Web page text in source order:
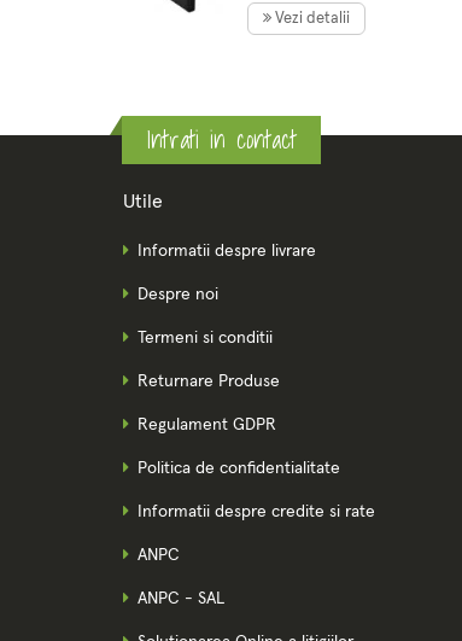
2xUSB, 2x SB Type-C,
Negru
Vezi detalii
Intrati in contact
Utile
Informatii despre livrare
Despre noi
Termeni si conditii
Returnare Produse
Regulament GDPR
Politica de confidentialitate
Informatii despre credite si rate
ANPC
ANPC - SAL